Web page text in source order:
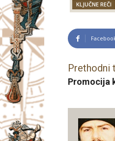
KLJUČNE REČI
Prethodni
Promocija